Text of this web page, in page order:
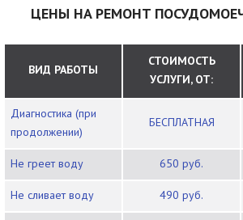
ЦЕНЫ НА РЕМОНТ
ВИД РАБОТЫ
СТОИМОСТЬ
УСЛУГИ, ОТ:
Диагностика (при
продолжении)
БЕСПЛАТНАЯ
Не греет воду 650 руб.
Не сливает воду 490 руб.